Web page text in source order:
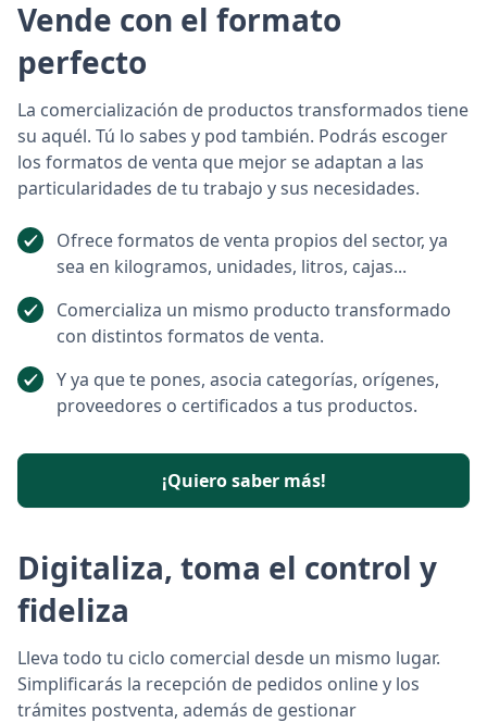
Vende con el formato
perfecto
La comercialización de productos transformados tiene
su aquél. Tú lo sabes y pod también. Podrás escoger
los formatos de venta que mejor se adaptan a las
particularidades de tu trabajo y sus necesidades.
Ofrece formatos de venta propios del sector, ya
sea en kilogramos, unidades, litros, cajas...
Comercializa un mismo producto transformado
con distintos formatos de venta.
Y ya que te pones, asocia categorías, orígenes,
proveedores o certificados a tus productos.
¡Quiero saber más!
Digitaliza, toma el control y
fideliza
Lleva todo tu ciclo comercial desde un mismo lugar.
Simplificarás la recepción de pedidos online y los
trámites postventa, además de gestionar